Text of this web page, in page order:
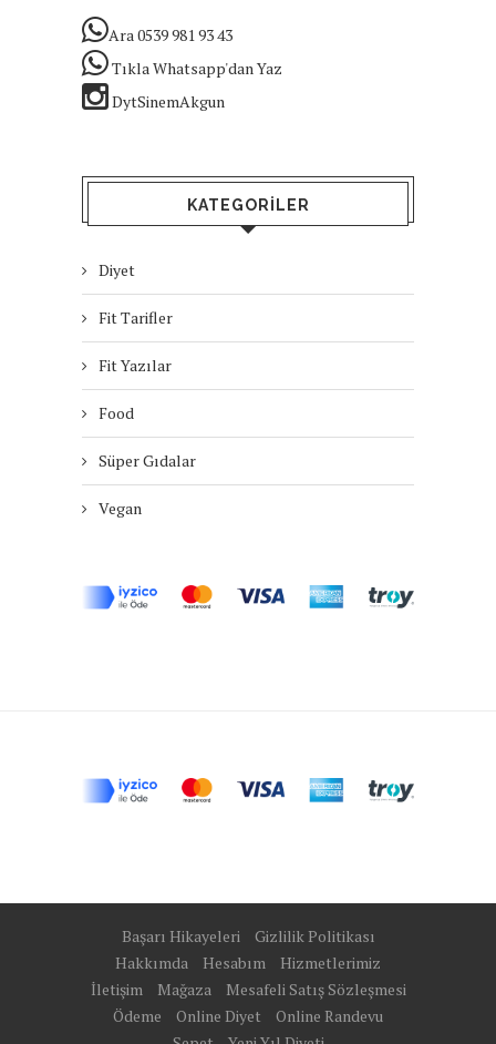
Ara 0539 981 93 43
Tıkla Whatsapp'dan Yaz
DytSinemAkgun
KATEGORILER
Diyet
Fit Tarifler
Fit Yazılar
Food
Süper Gıdalar
Vegan
Başarı Hikayeleri
Gizlilik Politikası
Hakkımda
Hesabım
Hizmetlerimiz
İletişim
Mağaza
Mesafeli Satış Sözleşmesi
Ödeme
Online Diyet
Online Randevu